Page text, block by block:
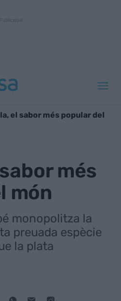
el sabor més popular del
més
món
monopolitza la
preuada espècie
la plata